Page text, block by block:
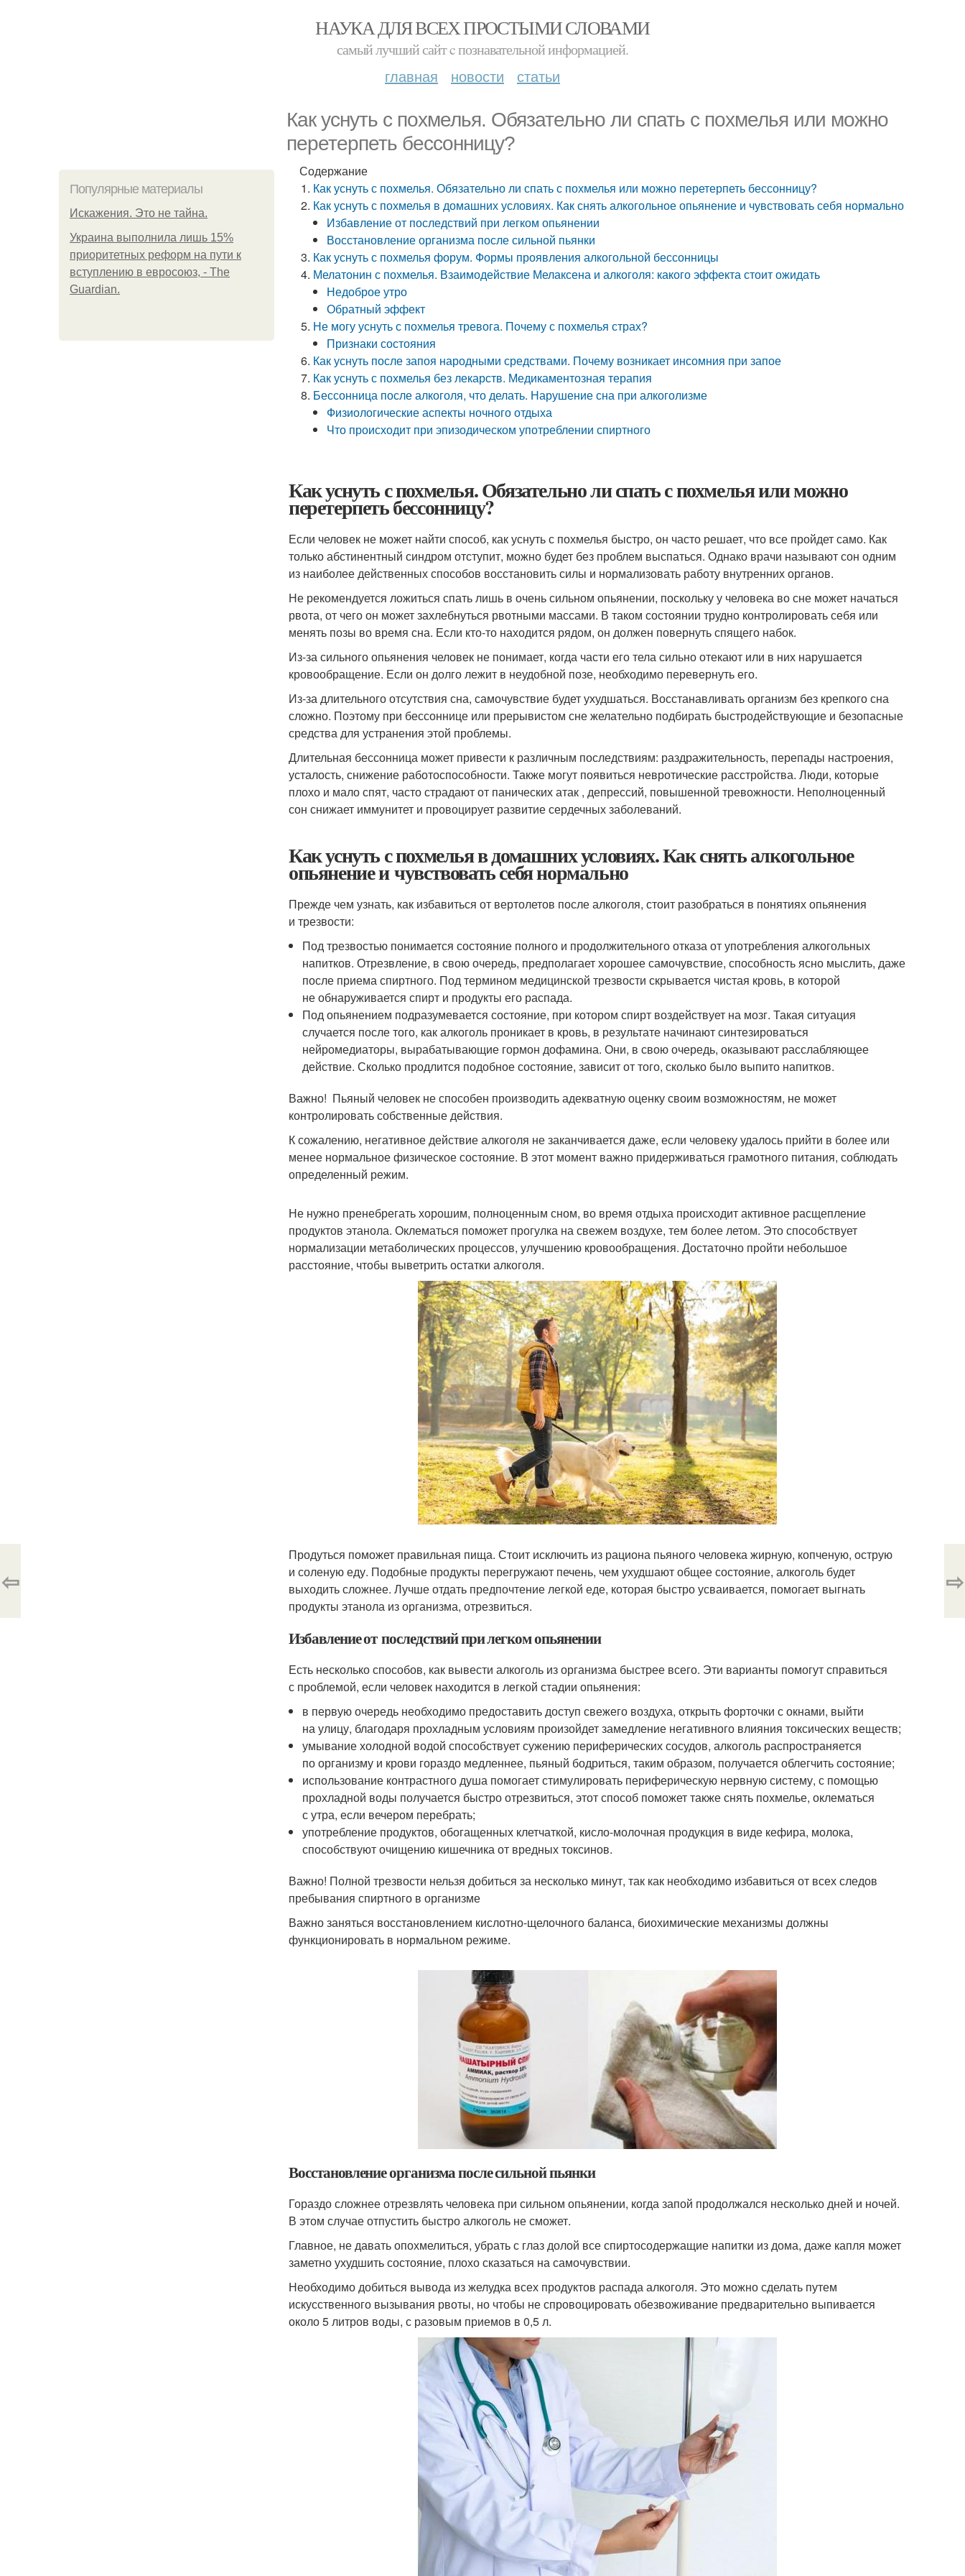
НАУКА ДЛЯ ВСЕХ ПРОСТЫМИ СЛОВАМИ
самый лучший сайт c познавательной информацией.
главная новости статьи
Как уснуть с похмелья. Обязательно ли спать с похмелья или можно
перетерпеть бессонницу?
Популярные материалы
Искажения. Это не тайна.
Украина выполнила лишь 15%
приоритетных реформ на пути к
вступлению в евросоюз, - The
Guardian.
Содержание
Как уснуть с похмелья. Обязательно ли спать с похмелья или можно перетерпеть бессонницу?
Как уснуть с похмелья в домашних условиях. Как снять алкогольное опьянение и чувствовать себя нормально
Избавление от последствий при легком опьянении
Восстановление организма после сильной пьянки
Как уснуть с похмелья форум. Формы проявления алкогольной бессонницы
Мелатонин с похмелья. Взаимодействие Мелаксена и алкоголя: какого эффекта стоит ожидать
Недоброе утро
Обратный эффект
Не могу уснуть с похмелья тревога. Почему с похмелья страх?
Признаки состояния
Как уснуть после запоя народными средствами. Почему возникает инсомния при запое
Как уснуть с похмелья без лекарств. Медикаментозная терапия
Бессонница после алкоголя, что делать. Нарушение сна при алкоголизме
Физиологические аспекты ночного отдыха
Что происходит при эпизодическом употреблении спиртного
Как уснуть с похмелья. Обязательно ли спать с похмелья или можно
перетерпеть бессонницу?
Если человек не может найти способ, как уснуть с похмелья быстро, он часто решает, что все пройдет само. Как
только абстинентный синдром отступит, можно будет без проблем выспаться. Однако врачи называют сон одним
из наиболее действенных способов восстановить силы и нормализовать работу внутренних органов.
Не рекомендуется ложиться спать лишь в очень сильном опьянении, поскольку у человека во сне может начаться
рвота, от чего он может захлебнуться рвотными массами. В таком состоянии трудно контролировать себя или
менять позы во время сна. Если кто-то находится рядом, он должен повернуть спящего набок.
Из-за сильного опьянения человек не понимает, когда части его тела сильно отекают или в них нарушается
кровообращение. Если он долго лежит в неудобной позе, необходимо перевернуть его.
Из-за длительного отсутствия сна, самочувствие будет ухудшаться. Восстанавливать организм без крепкого сна
сложно. Поэтому при бессоннице или прерывистом сне желательно подбирать быстродействующие и безопасные
средства для устранения этой проблемы.
Длительная бессонница может привести к различным последствиям: раздражительность, перепады настроения,
усталость, снижение работоспособности. Также могут появиться невротические расстройства. Люди, которые
плохо и мало спят, часто страдают от панических атак , депрессий, повышенной тревожности. Неполноценный
сон снижает иммунитет и провоцирует развитие сердечных заболеваний.
Как уснуть с похмелья в домашних условиях. Как снять алкогольное
опьянение и чувствовать себя нормально
Прежде чем узнать, как избавиться от вертолетов после алкоголя, стоит разобраться в понятиях опьянения
и трезвости:
Под трезвостью понимается состояние полного и продолжительного отказа от употребления алкогольных
напитков. Отрезвление, в свою очередь, предполагает хорошее самочувствие, способность ясно мыслить, даже
после приема спиртного. Под термином медицинской трезвости скрывается чистая кровь, в которой
не обнаруживается спирт и продукты его распада.
Под опьянением подразумевается состояние, при котором спирт воздействует на мозг. Такая ситуация
случается после того, как алкоголь проникает в кровь, в результате начинают синтезироваться
нейромедиаторы, вырабатывающие гормон дофамина. Они, в свою очередь, оказывают расслабляющее
действие. Сколько продлится подобное состояние, зависит от того, сколько было выпито напитков.
Важно! Пьяный человек не способен производить адекватную оценку своим возможностям, не может
контролировать собственные действия.
К сожалению, негативное действие алкоголя не заканчивается даже, если человеку удалось прийти в более или
менее нормальное физическое состояние. В этот момент важно придерживаться грамотного питания, соблюдать
определенный режим.
Не нужно пренебрегать хорошим, полноценным сном, во время отдыха происходит активное расщепление
продуктов этанола. Оклематься поможет прогулка на свежем воздухе, тем более летом. Это способствует
нормализации метаболических процессов, улучшению кровообращения. Достаточно пройти небольшое
расстояние, чтобы выветрить остатки алкоголя.
Продуться поможет правильная пища. Стоит исключить из рациона пьяного человека жирную, копченую, острую
и соленую еду. Подобные продукты перегружают печень, чем ухудшают общее состояние, алкоголь будет
выходить сложнее. Лучше отдать предпочтение легкой еде, которая быстро усваивается, помогает выгнать
продукты этанола из организма, отрезвиться.
Избавление от последствий при легком опьянении
Есть несколько способов, как вывести алкоголь из организма быстрее всего. Эти варианты помогут справиться
с проблемой, если человек находится в легкой стадии опьянения:
в первую очередь необходимо предоставить доступ свежего воздуха, открыть форточки с окнами, выйти
на улицу, благодаря прохладным условиям произойдет замедление негативного влияния токсических веществ;
умывание холодной водой способствует сужению периферических сосудов, алкоголь распространяется
по организму и крови гораздо медленнее, пьяный бодриться, таким образом, получается облегчить состояние;
использование контрастного душа помогает стимулировать периферическую нервную систему, с помощью
прохладной воды получается быстро отрезвиться, этот способ поможет также снять похмелье, оклематься
с утра, если вечером перебрать;
употребление продуктов, обогащенных клетчаткой, кисло-молочная продукция в виде кефира, молока,
способствуют очищению кишечника от вредных токсинов.
Важно! Полной трезвости нельзя добиться за несколько минут, так как необходимо избавиться от всех следов
пребывания спиртного в организме
Важно заняться восстановлением кислотно-щелочного баланса, биохимические механизмы должны
функционировать в нормальном режиме.
Восстановление организма после сильной пьянки
Гораздо сложнее отрезвлять человека при сильном опьянении, когда запой продолжался несколько дней и ночей.
В этом случае отпустить быстро алкоголь не сможет.
Главное, не давать опохмелиться, убрать с глаз долой все спиртосодержащие напитки из дома, даже капля может
заметно ухудшить состояние, плохо сказаться на самочувствии.
Необходимо добиться вывода из желудка всех продуктов распада алкоголя. Это можно сделать путем
искусственного вызывания рвоты, но чтобы не спровоцировать обезвоживание предварительно выпивается
около 5 литров воды, с разовым приемов в 0,5 л.
⇦ ⇨